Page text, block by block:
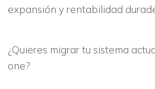
expansión y rentabilidad
¿Quieres migrar tu sistema
one?